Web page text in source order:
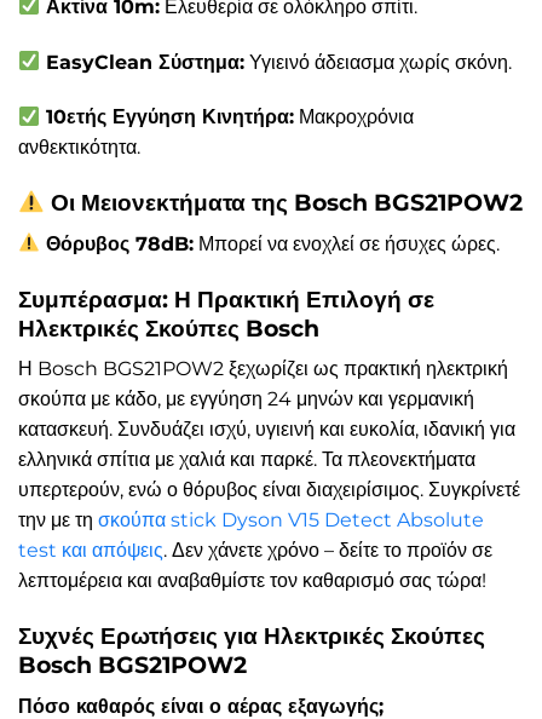
Ακτίνα 10m: Ελευθερία σε ολόκληρο σπίτι.
EasyClean Σύστημα: Υγιεινό άδειασμα χωρίς σκόνη.
10ετής Εγγύηση Κινητήρα: Μακροχρόνια
ανθεκτικότητα.
Οι Μειονεκτήματα της Bosch BGS21POW2
Θόρυβος 78dB: Μπορεί να ενοχλεί σε ήσυχες ώρες.
Συμπέρασμα: Η Πρακτική Επιλογή σε
Ηλεκτρικές Σκούπες Bosch
Η Bosch BGS21POW2 ξεχωρίζει ως πρακτική ηλεκτρική
σκούπα με κάδο, με εγγύηση 24 μηνών και γερμανική
κατασκευή. Συνδυάζει ισχύ, υγιεινή και ευκολία, ιδανική για
ελληνικά σπίτια με χαλιά και παρκέ. Τα πλεονεκτήματα
υπερτερούν, ενώ ο θόρυβος είναι διαχειρίσιμος. Συγκρίνετέ
την με τη σκούπα stick Dyson V15 Detect Absolute
test και απόψεις. Δεν χάνετε χρόνο – δείτε το προϊόν σε
λεπτομέρεια και αναβαθμίστε τον καθαρισμό σας τώρα!
Συχνές Ερωτήσεις για Ηλεκτρικές Σκούπες
Bosch BGS21POW2
Πόσο καθαρός είναι ο αέρας εξαγωγής;